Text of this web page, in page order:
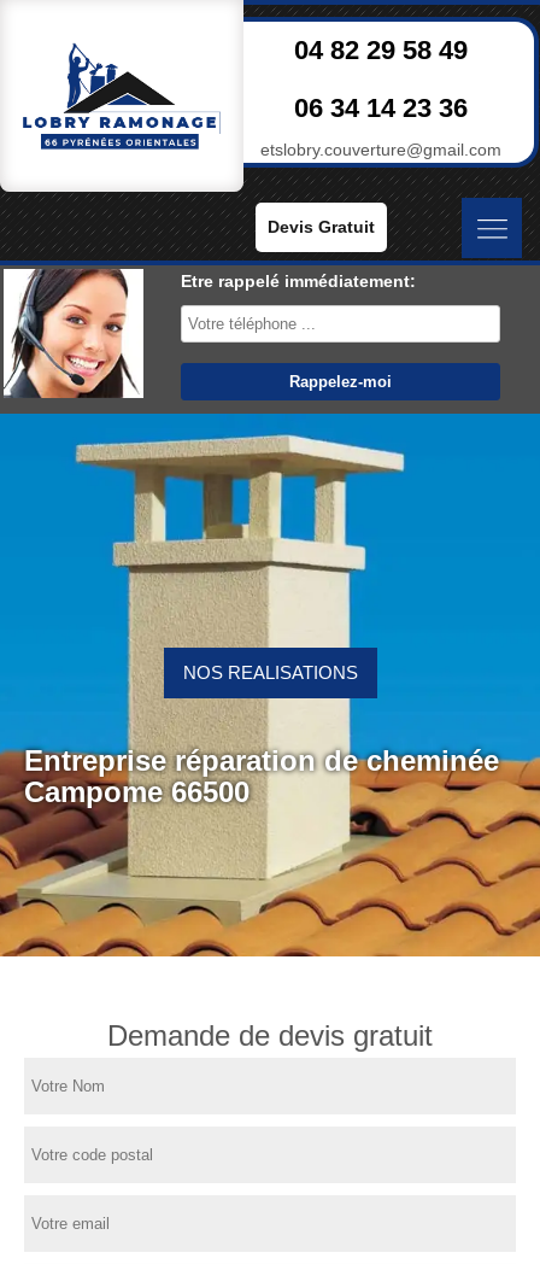
04 82 29 58 49
06 34 14 23 36
etslobry.couverture@gmail.com
Devis Gratuit
Etre rappelé immédiatement:
Entreprise réparation de cheminée
Campome 66500
NOS REALISATIONS
Demande de devis gratuit